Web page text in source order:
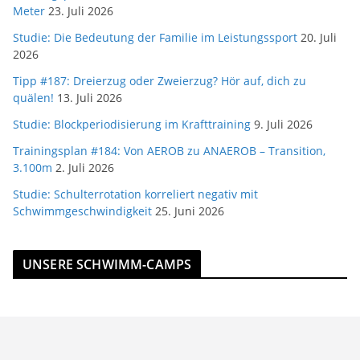
Meter 23. Juli 2026
Studie: Die Bedeutung der Familie im Leistungssport 20. Juli
2026
Tipp #187: Dreierzug oder Zweierzug? Hör auf, dich zu
quälen! 13. Juli 2026
Studie: Blockperiodisierung im Krafttraining 9. Juli 2026
Trainingsplan #184: Von AEROB zu ANAEROB – Transition,
3.100m 2. Juli 2026
Studie: Schulterrotation korreliert negativ mit
Schwimmgeschwindigkeit 25. Juni 2026
UNSERE SCHWIMM-CAMPS